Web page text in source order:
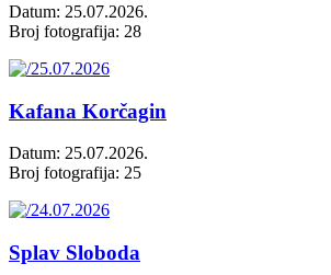
Datum: 25.07.2026.
Broj fotografija: 28
Kafana Korčagin
Datum: 25.07.2026.
Broj fotografija: 25
Splav Sloboda